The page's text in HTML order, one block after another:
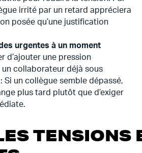
irrité par un retard appréciera
posée qu’une justification
urgentes à un moment
d’ajouter une pression
collaborateur déjà sous
Si un collègue semble dépassé,
plus tard plutôt que d’exiger
TENSIONS